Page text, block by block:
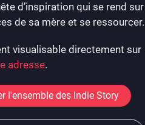
d’inspiration qui se rend sur
de sa mère et se ressourcer.
visualisable directement sur
adresse.
l'ensemble des Indie Story